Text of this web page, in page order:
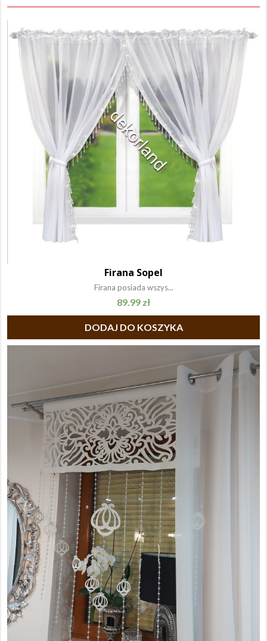
Firana Sopel
Firana posiada wszys...
89.99 zł
DODAJ DO KOSZYKA